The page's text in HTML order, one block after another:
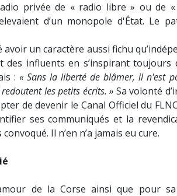
privée de « radio libre » ou de
d’un monopole d'État. Le
avoir un caractère aussi fichu
des influents en s’inspirant
:« Sans la liberté de blâmer, il n'est
les petits écrits. » Sa volonté
de devenir le Canal Officiel du
ses communiqués et la
Il n’en n’a jamais eu cure.
de la Corse ainsi que pour